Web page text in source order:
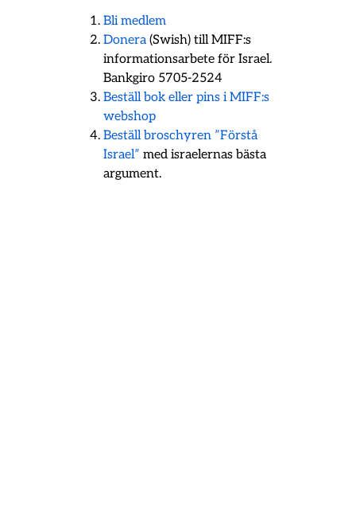
Bli medlem
Donera(Swish) till MIFF:s
informationsarbete för Israel.
Bankgiro 5705-2524
Beställ bok eller pins i MIFF:s
webshop
Beställ broschyren ”Förstå
Israel” med israelernas bästa
argument.